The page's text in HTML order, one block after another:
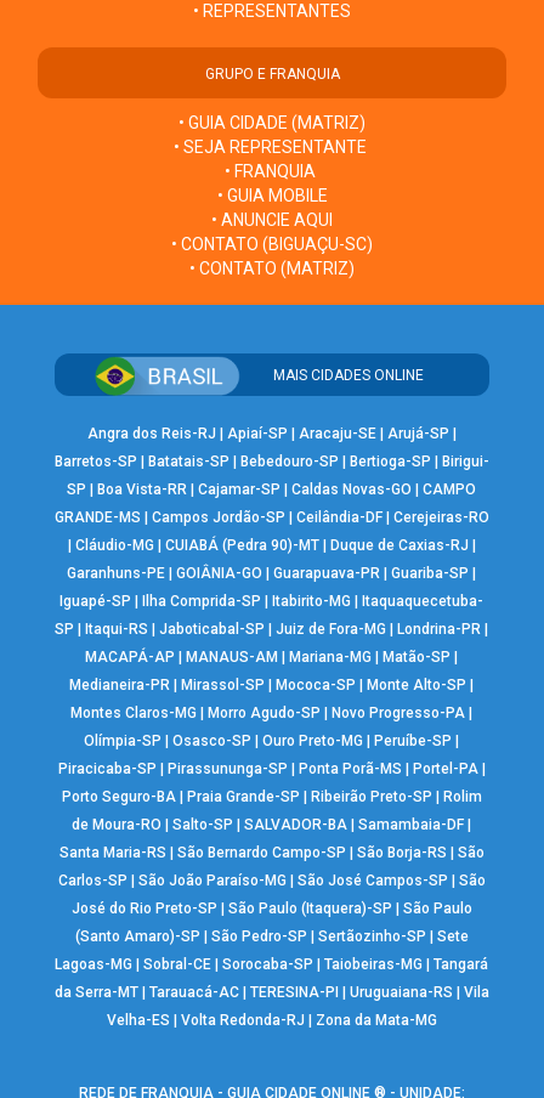
• REPRESENTANTES
GRUPO E FRANQUIA
• GUIA CIDADE (MATRIZ)
• SEJA REPRESENTANTE
• FRANQUIA
• GUIA MOBILE
• ANUNCIE AQUI
• CONTATO (BIGUAÇU-SC)
• CONTATO (MATRIZ)
MAIS CIDADES ONLINE
Angra dos Reis-RJ Apiaí-SP Aracaju-SE| Arujá-SP
Barretos-SP
Batatais-SP Bebedouro-SP Bertioga-SP
Birigui-
SP
Boa Vista-RR |Cajamar-SP |Caldas Novas-GO |CAMPO
GRANDE-MS
Campos Jordão-SP Ceilândia-DF| Cerejeiras-RO
Cláudio-MG CUIABÁ (Pedra 90)-MT| Duque de Caxias-RJ
Garanhuns-PE |GOIÂNIA-GO |Guarapuava-PR |Guariba-SP
Iguapé-SP
Ilha Comprida-SP Itabirito-MG
Itaquaquecetuba-
SP
Itaqui-RS |Jaboticabal-SP |Juiz de Fora-MG Londrina-PR
MACAPÁ-AP
MANAUS-AM Mariana-MG Matão-SP
Medianeira-PR
Mirassol-SP Mococa-SP Monte Alto-SP
Montes Claros-MG
Morro Agudo-SP Novo Progresso-PA
Olímpia-SP
|Osasco-SP |Ouro Preto-MG Peruíbe-SP
Piracicaba-SP
Pirassununga-SP Ponta Porã-MS Portel-PA|
Porto Seguro-BA| Praia Grande-SP Ribeirão Preto-SP
Rolim
de Moura-RO
|Salto-SP |SALVADOR-BA |Samambaia-DF
Santa Maria-RS
São Bernardo Campo-SP São Borja-RS
São
Carlos-SP
São João Paraíso-MG São José Campos-SP
São
José do Rio Preto-SP
São Paulo (Itaquera)-SP
São Paulo
(Santo Amaro)-SP
São Pedro-SP Sertãozinho-SP
Sete
Lagoas-MG
|Sobral-CE |Sorocaba-SP |Taiobeiras-MG |Tangará
da Serra-MT| Tarauacá-AC| TERESINA-PI Uruguaiana-RS
Vila
Velha-ES
Volta Redonda-RJ Zona da Mata-MG
REDE DE FRANQUIA - GUIA CIDADE ONLINE ® - UNIDADE: